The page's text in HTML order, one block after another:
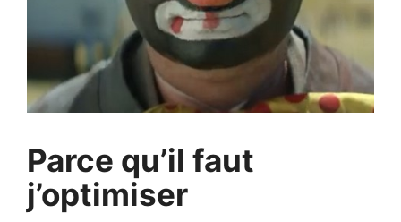
Parce qu’il faut
j’optimiser